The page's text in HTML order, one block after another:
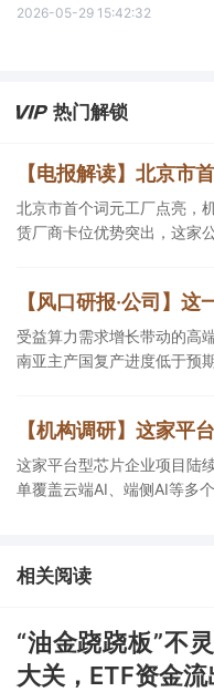
2026-05-29 15:42:32
热门解锁
北京市首个词元工厂点亮，
赁厂商卡位优势突出，这家
受益算力需求增长带动的高
南亚主产国复产进度低于预
同时有望充分受益金属价格
这家平台型芯片企业项目陆
单覆盖云端AI、端侧AI等多
相关阅读
“油金跷跷板”不
大关，ETF资金